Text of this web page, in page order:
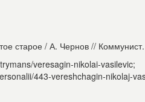
старое / А. Чернов //
veresagin-nikolai-vasilevic;
443-vereshchagin-nikolaj-